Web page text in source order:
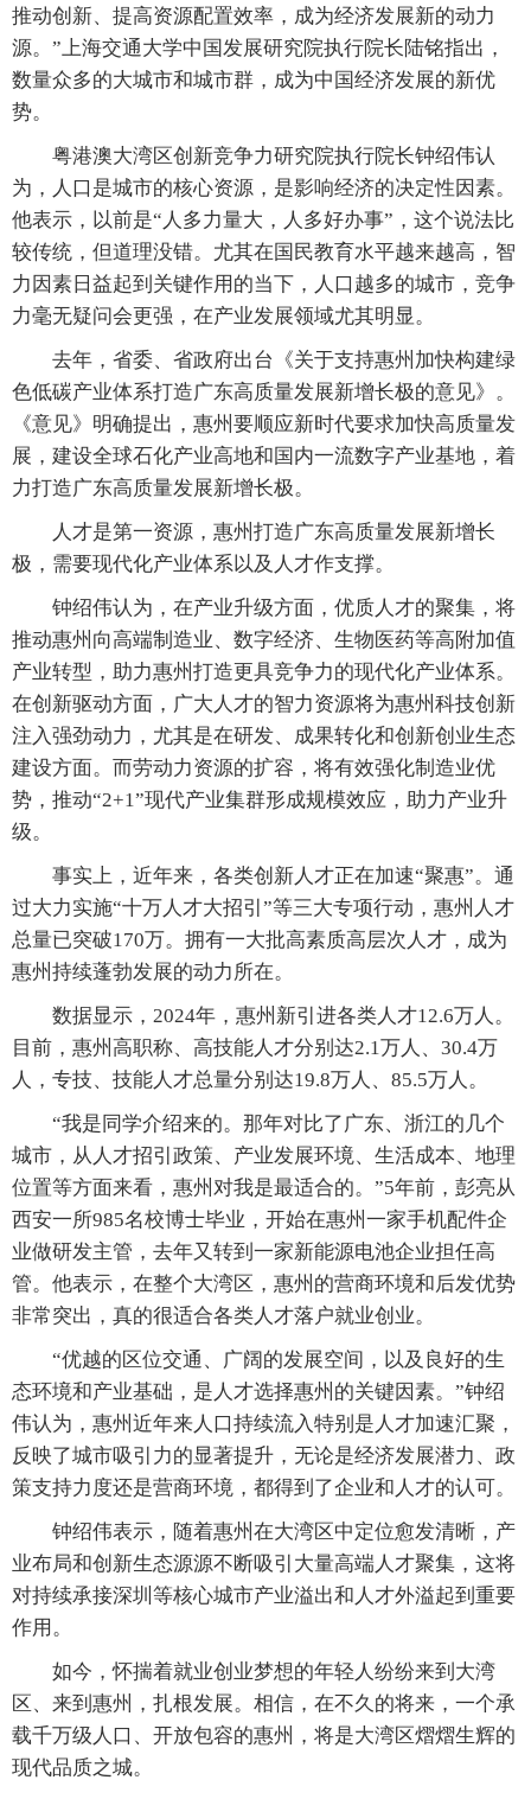
推动创新、提高资源配置效率，成为经济发展新的动力
源。”上海交通大学中国发展研究院执行院长陆铭指出，
数量众多的大城市和城市群，成为中国经济发展的新优
势。
粤港澳大湾区创新竞争力研究院执行院长钟绍伟认
为，人口是城市的核心资源，是影响经济的决定性因素。
他表示，以前是“人多力量大，人多好办事”，这个说法比
较传统，但道理没错。尤其在国民教育水平越来越高，智
力因素日益起到关键作用的当下，人口越多的城市，竞争
力毫无疑问会更强，在产业发展领域尤其明显。
去年，省委、省政府出台《关于支持惠州加快构建绿
色低碳产业体系打造广东高质量发展新增长极的意见》。
《意见》明确提出，惠州要顺应新时代要求加快高质量发
展，建设全球石化产业高地和国内一流数字产业基地，着
力打造广东高质量发展新增长极。
人才是第一资源，惠州打造广东高质量发展新增长
极，需要现代化产业体系以及人才作支撑。
钟绍伟认为，在产业升级方面，优质人才的聚集，将
推动惠州向高端制造业、数字经济、生物医药等高附加值
产业转型，助力惠州打造更具竞争力的现代化产业体系。
在创新驱动方面，广大人才的智力资源将为惠州科技创新
注入强劲动力，尤其是在研发、成果转化和创新创业生态
建设方面。而劳动力资源的扩容，将有效强化制造业优
势，推动“2+1”现代产业集群形成规模效应，助力产业升
级。
事实上，近年来，各类创新人才正在加速“聚惠”。通
过大力实施“十万人才大招引”等三大专项行动，惠州人才
总量已突破170万。拥有一大批高素质高层次人才，成为
惠州持续蓬勃发展的动力所在。
数据显示，2024年，惠州新引进各类人才12.6万人。
目前，惠州高职称、高技能人才分别达2.1万人、30.4万
人，专技、技能人才总量分别达19.8万人、85.5万人。
“我是同学介绍来的。那年对比了广东、浙江的几个
城市，从人才招引政策、产业发展环境、生活成本、地理
位置等方面来看，惠州对我是最适合的。”5年前，彭亮从
西安一所985名校博士毕业，开始在惠州一家手机配件企
业做研发主管，去年又转到一家新能源电池企业担任高
管。他表示，在整个大湾区，惠州的营商环境和后发优势
非常突出，真的很适合各类人才落户就业创业。
“优越的区位交通、广阔的发展空间，以及良好的生
态环境和产业基础，是人才选择惠州的关键因素。”钟绍
伟认为，惠州近年来人口持续流入特别是人才加速汇聚，
反映了城市吸引力的显著提升，无论是经济发展潜力、政
策支持力度还是营商环境，都得到了企业和人才的认可。
钟绍伟表示，随着惠州在大湾区中定位愈发清晰，产
业布局和创新生态源源不断吸引大量高端人才聚集，这将
对持续承接深圳等核心城市产业溢出和人才外溢起到重要
作用。
如今，怀揣着就业创业梦想的年轻人纷纷来到大湾
区、来到惠州，扎根发展。相信，在不久的将来，一个承
载千万级人口、开放包容的惠州，将是大湾区熠熠生辉的
现代品质之城。